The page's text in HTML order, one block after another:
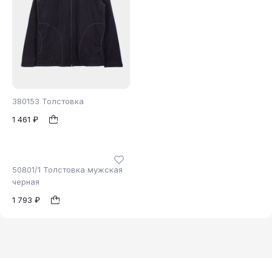
380153 Толстовка
1 461 ₽
50801/1 Толстовка мужская
черная
1 793 ₽
48